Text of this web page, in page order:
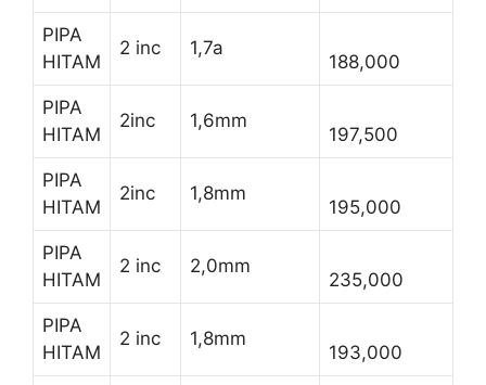
PIPA
HITAM
2 inc 1,7a
188,000
PIPA
HITAM
2inc 1,6mm
197,500
PIPA
HITAM
2inc 1,8mm
195,000
PIPA
HITAM
2 inc 2,0mm
235,000
PIPA
HITAM
2 inc 1,8mm
193,000